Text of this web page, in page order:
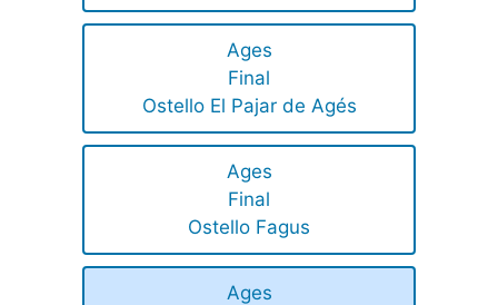
Ages
Final
Ostello El Pajar de Agés
Ages
Final
Ostello Fagus
Ages